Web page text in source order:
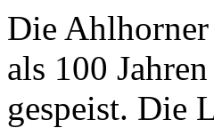
Die Ahlhorner
als 100
gespeist. Die